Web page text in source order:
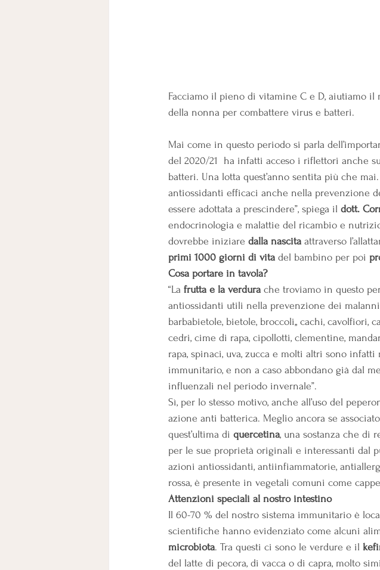
Facciamo il pieno di vitamine C e D, aiutiamo
della nonna per combattere virus e batteri.
Mai come in questo periodo si parla
del 2020/21  ha infatti acceso i riflettori anche
batteri. Una lotta quest’anno sentita più che
antiossidanti efficaci anche nella prevenzione
essere adottata a prescindere”, spiega il dott.
endocrinologia e malattie del ricambio e
dovrebbe iniziare dalla nascita attraverso
primi 1000 giorni di vita del bambino per poi
Cosa portare in tavola?
“La frutta e la verdura che troviamo in questo
antiossidanti utili nella prevenzione dei
barbabietole, bietole, broccoli,, cachi, cavolfiori,
cedri, cime di rapa, cipollotti, clementine,
rapa, spinaci, uva, zucca e molti altri sono infatti
immunitario, e non a caso abbondano già dal
influenzali nel periodo invernale”.
Sì, per lo stesso motivo, anche all’uso del
azione anti batterica. Meglio ancora se
quest’ultima di quercetina, una sostanza che di
per le sue proprietà originali e interessanti dal
azioni antiossidanti, antiinfiammatorie,
rossa, è presente in vegetali comuni come
Attenzioni speciali al nostro intestino
Il 60-70 % del nostro sistema immunitario è
scientifiche hanno evidenziato come alcuni
microbiota. Tra questi ci sono le verdure e il
del latte di pecora, di vacca o di capra, molto